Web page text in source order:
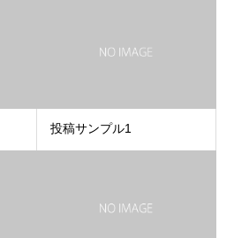
投稿サンプル1